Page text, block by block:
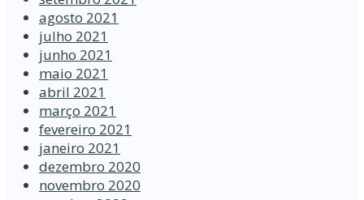
agosto 2021
julho 2021
junho 2021
maio 2021
abril 2021
março 2021
fevereiro 2021
janeiro 2021
dezembro 2020
novembro 2020